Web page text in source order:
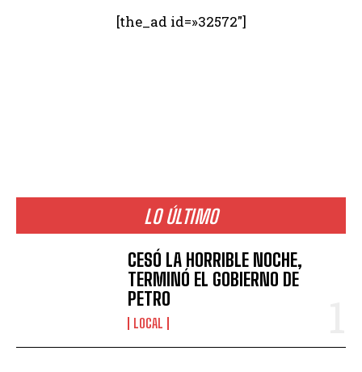
[the_ad id=»32572″]
LO ÚLTIMO
CESÓ LA HORRIBLE NOCHE,
TERMINÓ EL GOBIERNO DE
PETRO
LOCAL